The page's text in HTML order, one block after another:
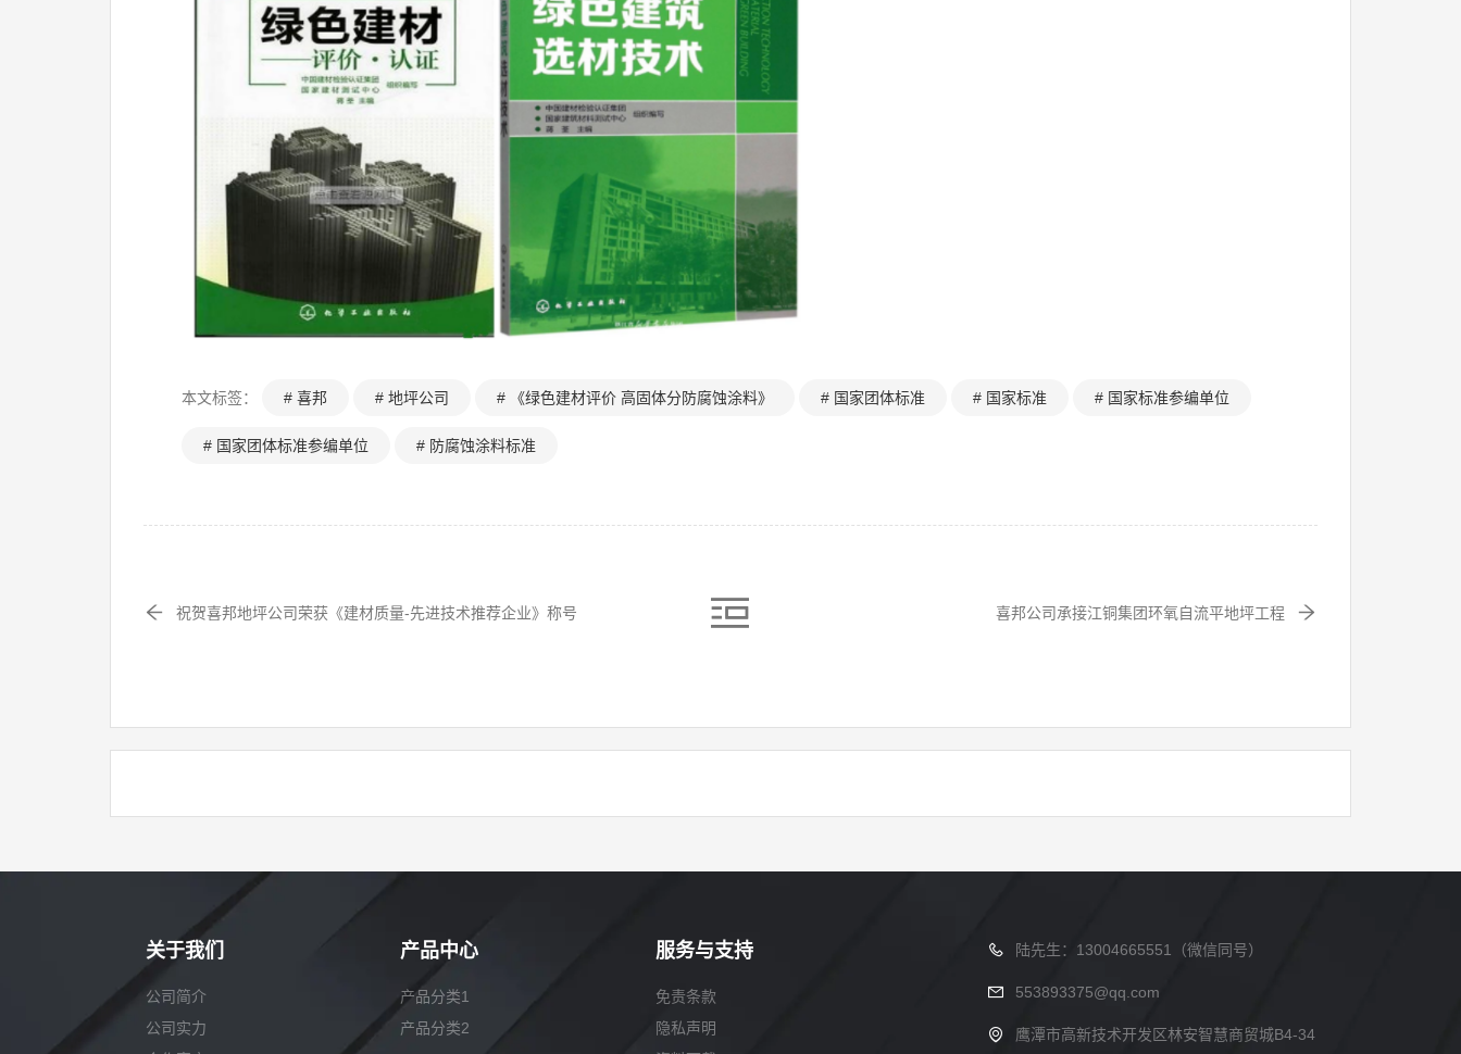
本文标签： # 喜邦 # 地坪公司 # 《绿色建材评价 高固体分防腐蚀涂料》 # 国家团体标准 # 国家标准 # 国家标准参编单位
# 国家团体标准参编单位 # 防腐蚀涂料标准
祝贺喜邦地坪公司荣获《建材质量-先进技术推荐企业》称号 喜邦公司承接江铜集团环氧自流平地坪工程
关于我们
公司简介
公司实力
产品中心
产品分类1
产品分类2
服务与支持
免责条款
隐私声明
陆先生：13004665551（微信同号）
553893375@qq.com
鹰潭市高新技术开发区林安智慧商贸城B4-34